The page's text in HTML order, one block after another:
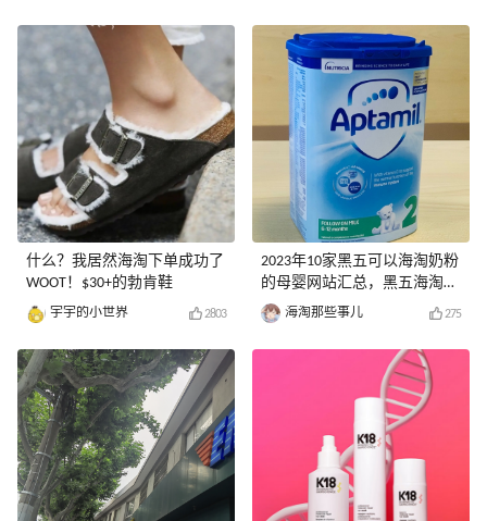
什么？我居然海淘下单成功了
WOOT！$30+的勃肯鞋
宇宇的小世界 2803
2023年10家黑五可以海淘奶粉
的母婴网站汇总，黑五海淘攻
略
海淘那些事儿 275